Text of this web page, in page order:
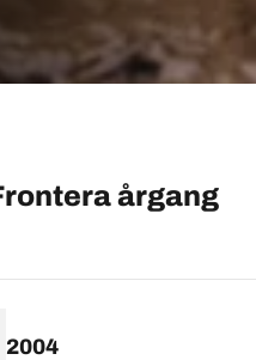
årgang
2004